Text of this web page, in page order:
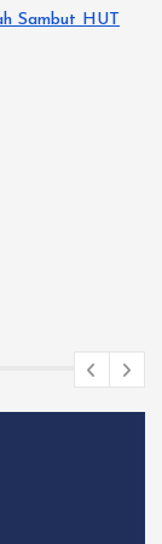
Sambut HUT